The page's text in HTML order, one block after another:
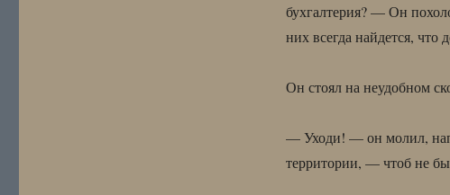
бухгалтерия? — Он
них всегда найдется, что
Он стоял на неудобном
— Уходи! — он молил,
территории, — чтоб не